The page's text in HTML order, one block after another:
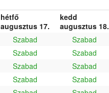
hétfő
augusztus 17.
kedd
augusztus 18.
Szabad Szabad
Szabad Szabad
Szabad Szabad
Szabad Szabad